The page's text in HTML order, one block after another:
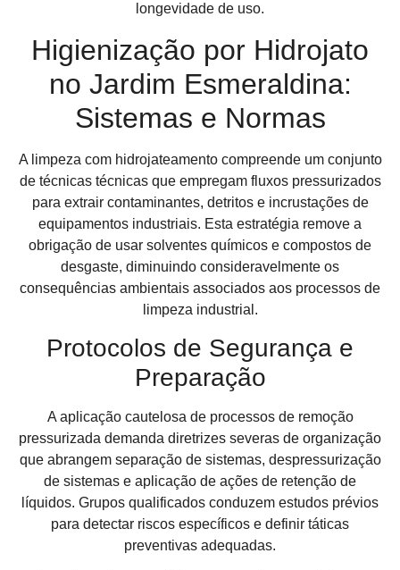
longevidade de uso.
Higienização por Hidrojato
no Jardim Esmeraldina:
Sistemas e Normas
A limpeza com hidrojateamento compreende um conjunto
de técnicas técnicas que empregam fluxos pressurizados
para extrair contaminantes, detritos e incrustações de
equipamentos industriais. Esta estratégia remove a
obrigação de usar solventes químicos e compostos de
desgaste, diminuindo consideravelmente os
consequências ambientais associados aos processos de
limpeza industrial.
Protocolos de Segurança e
Preparação
A aplicação cautelosa de processos de remoção
pressurizada demanda diretrizes severas de organização
que abrangem separação de sistemas, despressurização
de sistemas e aplicação de ações de retenção de
líquidos. Grupos qualificados conduzem estudos prévios
para detectar riscos específicos e definir táticas
preventivas adequadas.